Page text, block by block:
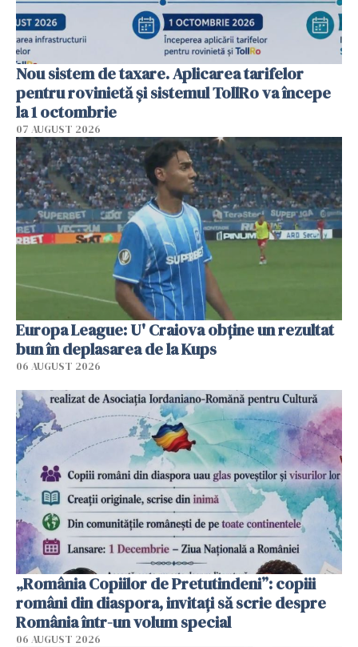
Nou sistem de taxare. Aplicarea tarifelor
pentru rovinietă şi sistemul TollRo va începe
la 1 octombrie
07 AUGUST 2026
Europa League: U' Craiova obține un rezultat
bun în deplasarea de la Kups
06 AUGUST 2026
„România Copiilor de Pretutindeni”: copiii
români din diaspora, invitați să scrie despre
România într-un volum special
06 AUGUST 2026